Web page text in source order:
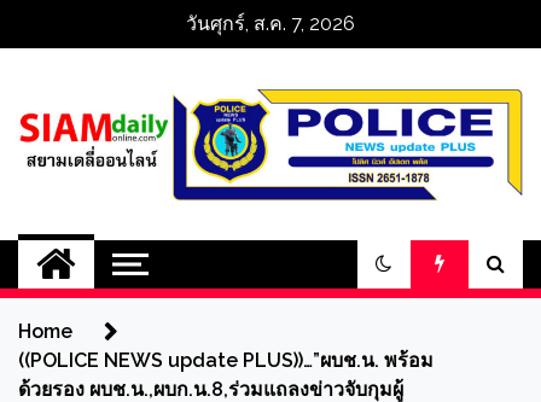
วันศุกร์, ส.ค. 7, 2026
สยามเดลี่ออนไลน์
SiamDailyOnline
Home
((POLICE NEWS update PLUS))…”ผบช.น. พร้อม
ด้วยรอง ผบช.น.,ผบก.น.8,ร่วมแถลงข่าวจับกุมผู้